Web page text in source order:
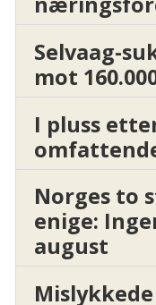
Selvaag-
mot
I pluss
Norges to
enige:
august
Mislykkede